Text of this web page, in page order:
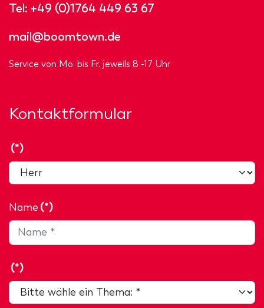
Tel: +49 (0)1764 449 63 67
mail@boomtown.de
Service von Mo. bis Fr. jeweils 8 -17 Uhr
Kontaktformular
(*)
Name (*)
(*)